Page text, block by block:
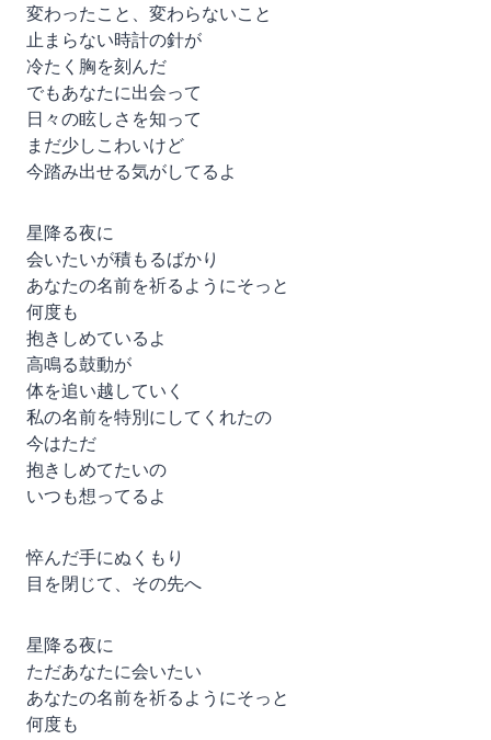
変わったこと、変わらないこと
止まらない時計の針が
冷たく胸を刻んだ
でもあなたに出会って
日々の眩しさを知って
まだ少しこわいけど
今踏み出せる気がしてるよ
星降る夜に
会いたいが積もるばかり
あなたの名前を祈るようにそっと
何度も
抱きしめているよ
高鳴る鼓動が
体を追い越していく
私の名前を特別にしてくれたの
今はただ
抱きしめてたいの
いつも想ってるよ
悴んだ手にぬくもり
目を閉じて、その先へ
星降る夜に
ただあなたに会いたい
あなたの名前を祈るようにそっと
何度も